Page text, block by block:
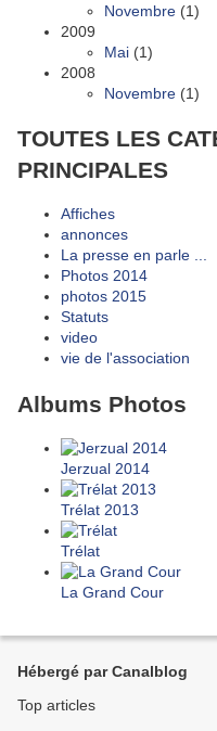
Novembre (1)
2009
Mai (1)
2008
Novembre (1)
TOUTES LES
PRINCIPALES
Affiches
annonces
La presse en parle ...
Photos 2014
photos 2015
Statuts
video
vie de l'association
Albums Photos
Jerzual 2014
Trélat 2013
Trélat
La Grand Cour
Hébergé par Canalblog
Top articles